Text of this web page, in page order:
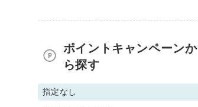
ポイントキャンペーンか
ら探す
指定なし